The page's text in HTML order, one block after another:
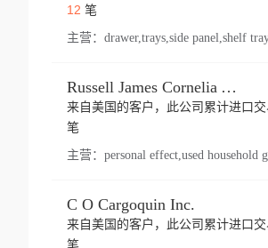
12 笔
主营：
Russell James Cornelia Arlington Va
来自美国的客户，此公司累计进口交
笔
主营：
C O Cargoquin Inc.
来自美国的客户，此公司累计进口交
笔